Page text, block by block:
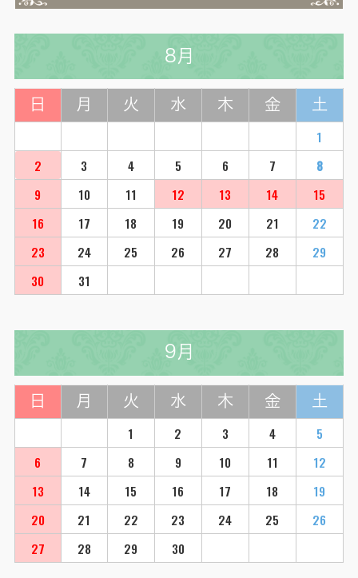
8月
日 月 火 水 木 金 土
1
2
3 4 5 6 7
8
9
10 11 12 13 14
15
16
17 18 19 20 21
22
23
24 25 26 27 28
29
30
31
9月
日 月 火 水 木 金 土
1 2 3 4
5
6
7 8 9 10 11
12
13
14 15 16 17 18
19
20
21 22 23 24 25
26
27
28 29 30